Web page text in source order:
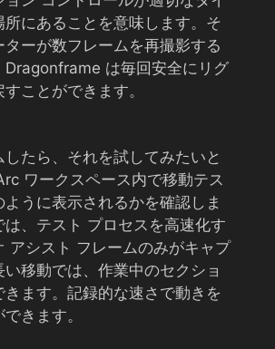
所にあることを意味します。そ
ーが数フレームを再撮影する
Dragonframe は毎回安全にリグ
ことができます。
たら、それを試してみたいと
ワークスペース内で移動テス
ように表示されるかを確認しま
、テスト プロセスを高速化す
アシスト フレームのみがキャプ
移動では、作業中のセクショ
きます。記録的な速さで動きを
きます。